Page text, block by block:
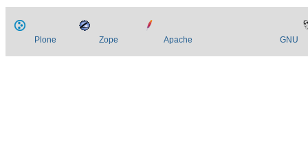
Plone Zope Apache GNU